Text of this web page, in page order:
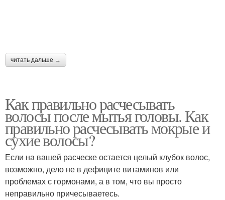
читать дальше →
Как правильно расчесывать
волосы после мытья головы. Как
правильно расчесывать мокрые и
сухие волосы?
Если на вашей расческе остается целый клубок волос,
возможно, дело не в дефиците витаминов или
проблемах с гормонами, а в том, что вы просто
неправильно причесываетесь.